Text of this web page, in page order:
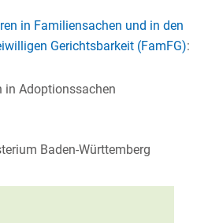
in Familiensachen und in den
Gerichtsbarkeit (FamFG):
Adoptionssachen
Baden-Württemberg